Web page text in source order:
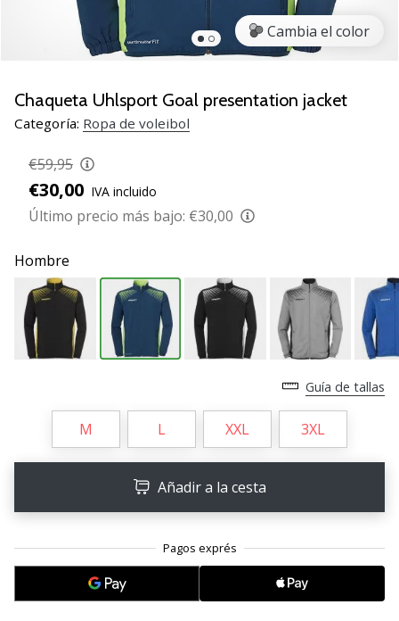
voleibol
Navidad
para
jugadores
voleibol:
¡Nuestros
consejos
ayudarán
a
elegir
el
regalo
perfecto!
11. 8. 2022
2 min. de lectura
en
Weplayvolleyball!
consideras
Cambia el color
Chaqueta Uhlsport Goal presentation jacket
Categoría: Ropa de voleibol
€59,95
€30,00 IVA incluido
Último precio más bajo: €30,00
Hombre
Guía de tallas
M L XXL 3XL
Añadir a la cesta